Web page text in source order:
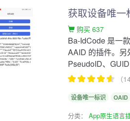
获取设备唯
购买 637
Ba-IdCode 是一
AAID 的插件。另
PseudoID、
（
设备唯一标识 OAID
分类：App原生语言